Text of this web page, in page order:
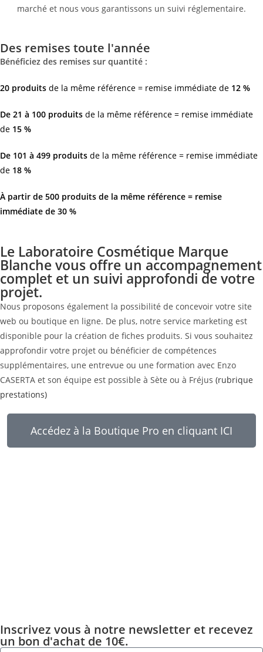
marché et nous vous garantissons un suivi réglementaire.
Des remises toute l'année
Bénéficiez des remises sur quantité :
20 produits de la même référence = remise immédiate de 12 %
De 21 à 100 produits de la même référence = remise immédiate
de 15 %
De 101 à 499 produits de la même référence = remise immédiate
de 18 %
À partir de 500 produits de la même référence = remise
immédiate de 30 %
Le Laboratoire Cosmétique Marque
Blanche vous offre un accompagnement
complet et un suivi approfondi de votre
projet.
Nous proposons également la possibilité de concevoir votre site
web ou boutique en ligne. De plus, notre service marketing est
disponible pour la création de fiches produits. Si vous souhaitez
approfondir votre projet ou bénéficier de compétences
supplémentaires, une entrevue ou une formation avec Enzo
CASERTA et son équipe est possible à Sète ou à Fréjus (rubrique
prestations)
Accédez à la Boutique Pro en cliquant ICI
Inscrivez vous à notre newsletter et recevez
un bon d'achat de 10€.